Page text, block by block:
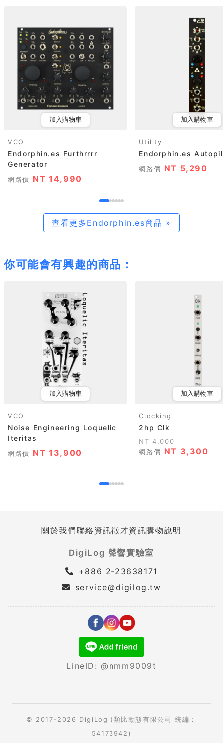
加入購物車
VCO
Endorphin.es Furthrrrr
Generator
網路價 NT 14,990
加入購物車
Utility
Endorphin.es
網路價 NT 5,290
查看更多Endorphin.es商品 »
你可能會有興趣的商品：
加入購物車
VCO
Noise Engineering Loquelic
Iteritas
網路價 NT 13,900
加入購物車
Clocking
2hp Clk
NT 4,000
網路價 NT 3,300
關於我們聯絡資訊徵才資訊購物說明
DigiLog 聲響實驗室
+886 2-23638171
service@digilog.tw
LineID: @nmm9009t
© 2017-2026 DigiLog (類比動態有限公司 統編：
54173942)